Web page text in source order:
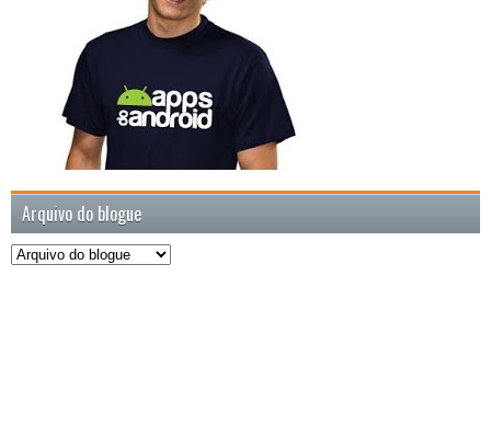
Arquivo do blogue